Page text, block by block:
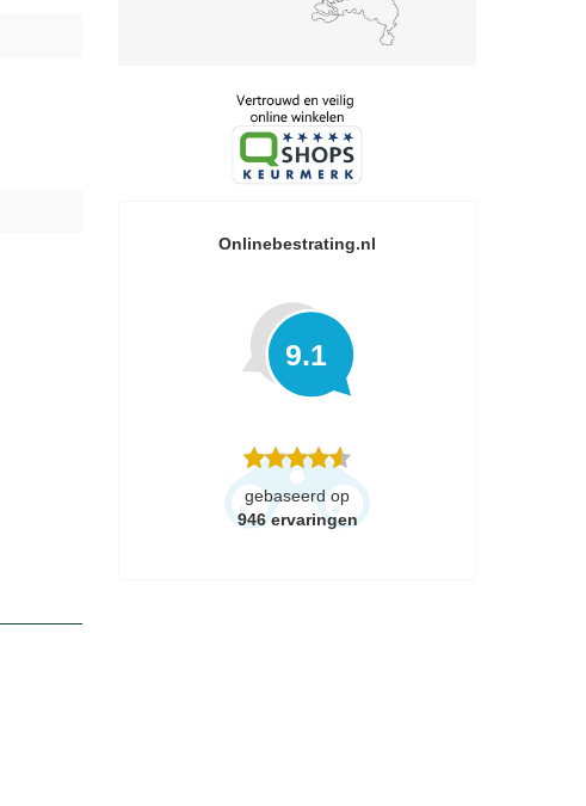
Onlinebestrating.nl
9.1
gebaseerd op
946 ervaringen